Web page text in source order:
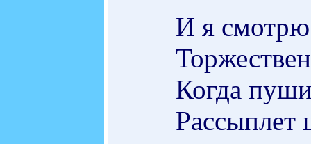
И я
Когда
Рассыплет